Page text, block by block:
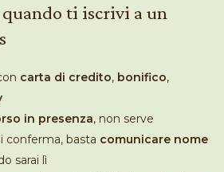
ti iscrivi a un
carta di credito, bonifico,
in presenza, non serve
conferma, basta comunicare nome
sarai lì